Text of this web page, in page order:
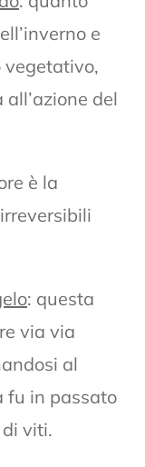
e
vegetativo,
del
è la
: questa
via via
al
fu in passato
viti.